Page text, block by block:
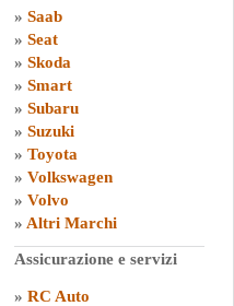
» Saab
» Seat
» Skoda
» Smart
» Subaru
» Suzuki
» Toyota
» Volkswagen
» Volvo
» Altri Marchi
Assicurazione e servizi
» RC Auto